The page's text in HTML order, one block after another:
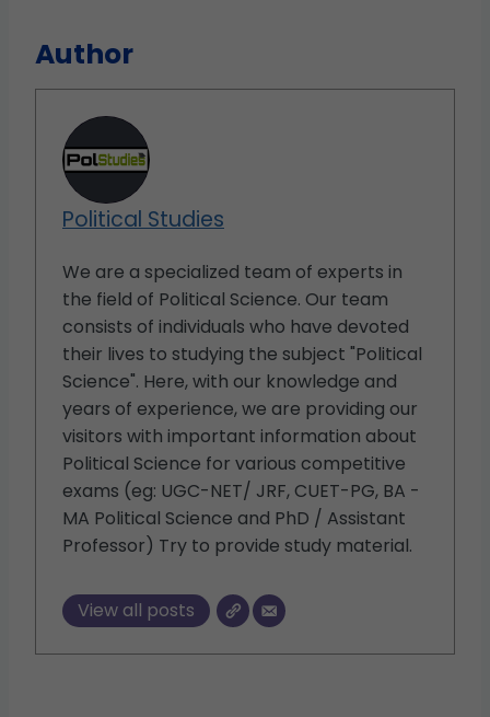
Author
Political Studies
We are a specialized team of experts in
the field of Political Science. Our team
consists of individuals who have devoted
their lives to studying the subject "Political
Science". Here, with our knowledge and
years of experience, we are providing our
visitors with important information about
Political Science for various competitive
exams (eg: UGC-NET/ JRF, CUET-PG, BA -
MA Political Science and PhD / Assistant
Professor) Try to provide study material.
View all posts